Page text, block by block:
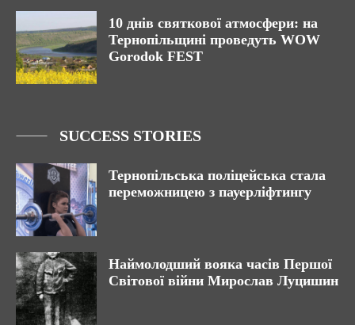
10 днів святкової атмосфери: на
Тернопільщині проведуть WOW
Gorodok FEST
SUCCESS STORIES
Тернопільська поліцейська стала
переможницею з пауерліфтингу
Наймолодший вояка часів Першої
Світової війни Мирослав Луцишин